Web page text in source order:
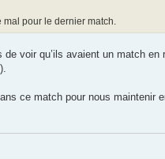
pour le dernier match.
voir qu’ils avaient un match en
ce match pour nous maintenir